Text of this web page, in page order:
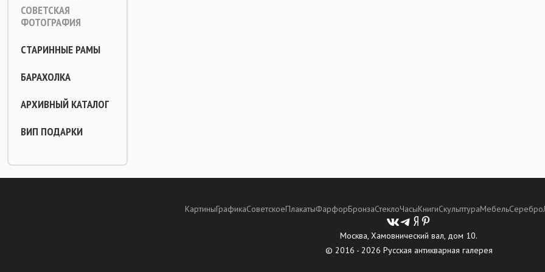
СОВЕТСКАЯ
ФОТОГРАФИЯ
СТАРИННЫЕ РАМЫ
БАРАХОЛКА
АРХИВНЫЙ КАТАЛОГ
ВИП ПОДАРКИ
КартиныГрафикаСоветскоеПлакатыФарфорБронзаСтеклоЧасыКнигиСкульптураМебельСеребро
Москва, Хамовнический вал, дом 10.
© 2016 - 2026 Русская антикварная галерея